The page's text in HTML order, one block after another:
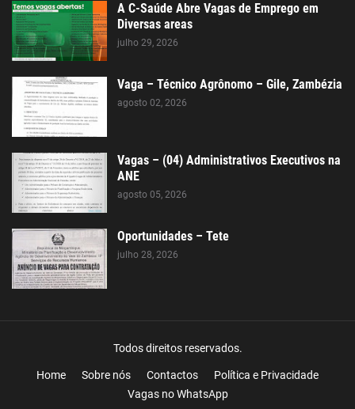
A C-Saúde Abre Vagas de Emprego em
Diversas areas
julho 29, 2026
Vaga – Técnico Agrônomo – Gile, Zambézia
agosto 02, 2026
Vagas – (04) Administrativos Executivos na
ANE
agosto 05, 2026
Oportunidades – Tete
julho 28, 2026
Todos direitos reservados.
Home Sobre nós Contactos
Política e Privacidade
Vagas no WhatsApp